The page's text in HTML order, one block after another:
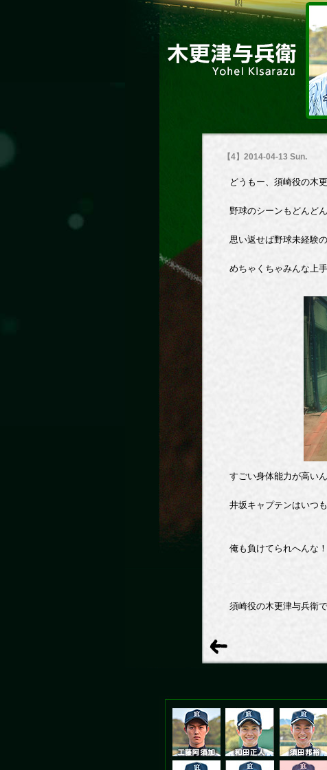
【4】2014-04-13 Sun.
どうもー、須崎役の木
野球のシーンもどんど
思い返せば野球未経験
めちゃくちゃみんな上
すごい身体能力が高い
井坂キャプテンはいつ
俺も負けてられへんな！
須崎役の木更津与兵衛で